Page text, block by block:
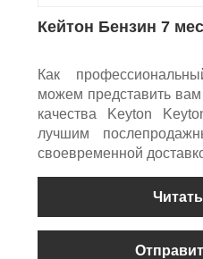
Кейтон Бензин 7
Как
можем представить
качества Keyton
лучшим
своевременной